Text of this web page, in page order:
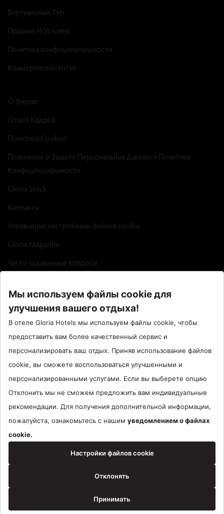
бронирование
Виртуальный Тур
Правила И Условия
Политика конфиденциальности
Коммерческий титул
О фирме
Отдел Кадров
Политика Cookies
Пояснение о Защите Персональных Данных и Политика
Конфиденциальности
Gloria Stock
Контакты
Управление настройками файлов cookie
Gloria Magazine
Часто задаваемые вопросы
Call Center : 90 242 710 06 00
Отель Сантрал : 90534 461 97 97
Gloria Hotels & Resorts Является торговой маркой